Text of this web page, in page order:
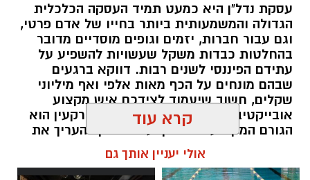
עסקת נדל"ן היא כמעט תמיד העסקה הכלכלית
הגדולה והמשמעותית ביותר בחייו של אדם פרטי,
וגם עבור חברות, יזמים וגופים מוסדיים מדובר
בהחלטות כבדות משקל שעשויות להשפיע על
עתידם הפיננסי לשנים רבות. דווקא ברגעים
שבהם מונחים על הכף מאות אלפי ואף מיליוני
שקלים, חשוב שיעמוד לצידכם איש מקצוע
אובייקטיבי, מוסמך ומנוסה. שמאי מקרקעין הוא
הגורם המקצועי המוסמך על פי חוק להעריך את
שווי של נכסי מקרקעין, והוא זה שמעניק לכם את
הביטחון לקבל החלטות מבוססות, שקולות
ובטוחות.
קרא עוד
אולי יעניין אותך גם